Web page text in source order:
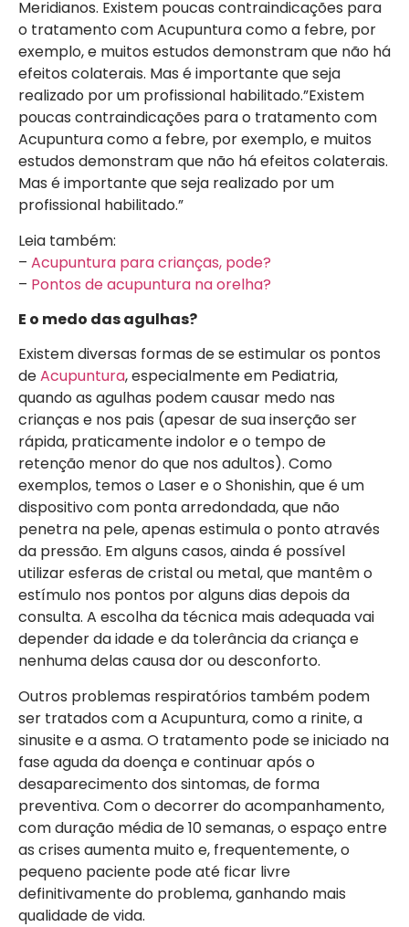
Meridianos. Existem poucas contraindicações para
o tratamento com Acupuntura como a febre, por
exemplo, e muitos estudos demonstram que não há
efeitos colaterais. Mas é importante que seja
realizado por um profissional habilitado.”Existem
poucas contraindicações para o tratamento com
Acupuntura como a febre, por exemplo, e muitos
estudos demonstram que não há efeitos colaterais.
Mas é importante que seja realizado por um
profissional habilitado.”
Leia também:
– Acupuntura para crianças, pode?
– Pontos de acupuntura na orelha?
E o medo das agulhas?
Existem diversas formas de se estimular os pontos
deAcupuntura, especialmente em Pediatria,
quando as agulhas podem causar medo nas
crianças e nos pais (apesar de sua inserção ser
rápida, praticamente indolor e o tempo de
retenção menor do que nos adultos). Como
exemplos, temos o Laser e o Shonishin, que é um
dispositivo com ponta arredondada, que não
penetra na pele, apenas estimula o ponto através
da pressão. Em alguns casos, ainda é possível
utilizar esferas de cristal ou metal, que mantêm o
estímulo nos pontos por alguns dias depois da
consulta. A escolha da técnica mais adequada vai
depender da idade e da tolerância da criança e
nenhuma delas causa dor ou desconforto.
Outros problemas respiratórios também podem
ser tratados com a Acupuntura, como a rinite, a
sinusite e a asma. O tratamento pode se iniciado na
fase aguda da doença e continuar após o
desaparecimento dos sintomas, de forma
preventiva. Com o decorrer do acompanhamento,
com duração média de 10 semanas, o espaço entre
as crises aumenta muito e, frequentemente, o
pequeno paciente pode até ficar livre
definitivamente do problema, ganhando mais
qualidade de vida.